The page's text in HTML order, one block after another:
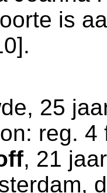
is
].
25
reg. 4
, 21
,